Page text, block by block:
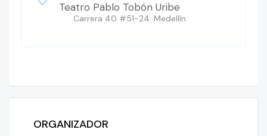
Teatro Pablo Tobón Uribe
Carrera 40 #51-24. Medellín
ORGANIZADOR